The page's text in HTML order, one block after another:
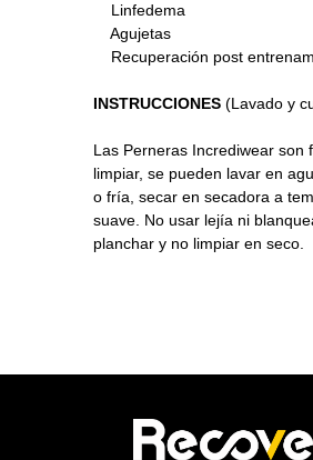
Linfedema
Agujetas
Recuperación post
INSTRUCCIONES (Lavado y
Las Perneras Incrediwear son
limpiar, se pueden lavar en
o fría, secar en secadora a
suave. No usar lejía ni
planchar y no limpiar en seco.